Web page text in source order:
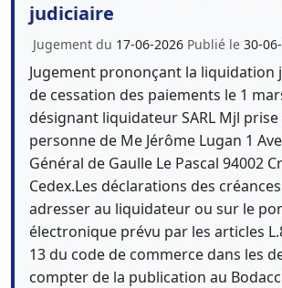
judiciaire
Jugement du 17-06-2026 Publié le 30-
Jugement prononçant la liquidation
de cessation des paiements le 1
désignant liquidateur SARL Mjl prise
personne de Me Jérôme Lugan 1
Général de Gaulle Le Pascal 94002
Cedex.Les déclarations des
adresser au liquidateur ou sur le
électronique prévu par les articles
13 du code de commerce dans les
compter de la publication au